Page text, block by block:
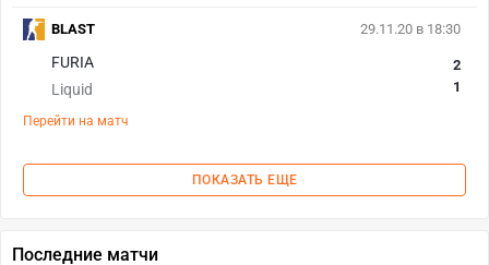
29.11.20 в 18:30
FURIA
Liquid
2
1
Перейти на матч
BLAST
ПОКАЗАТЬ ЕЩЕ
Последние матчи